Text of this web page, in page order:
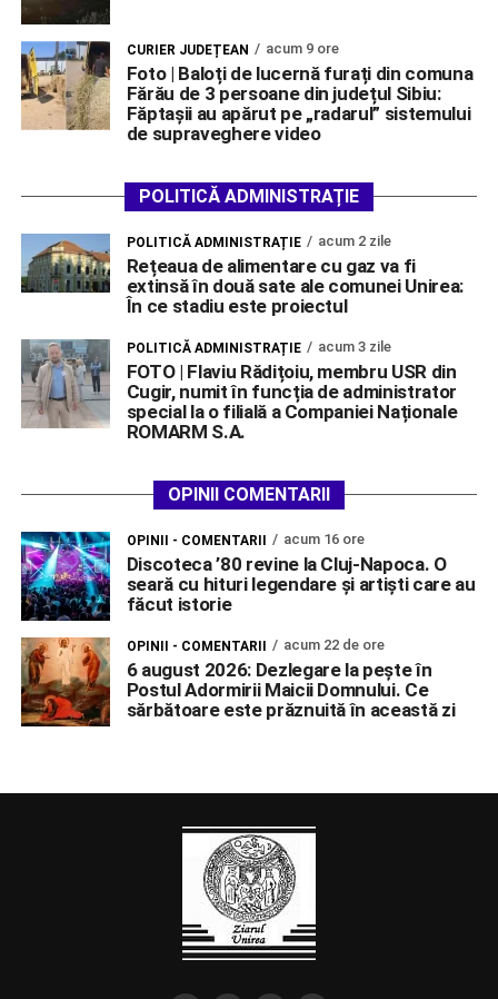
CURIER JUDEȚEAN acum 9 ore
Foto | Baloți de lucernă furați din comuna
Fărău de 3 persoane din județul Sibiu:
Făptașii au apărut pe „radarul” sistemului
de supraveghere video
POLITICĂ ADMINISTRAȚIE
POLITICĂ ADMINISTRAȚIE acum 2 zile
Rețeaua de alimentare cu gaz va fi
extinsă în două sate ale comunei Unirea:
În ce stadiu este proiectul
POLITICĂ ADMINISTRAȚIE acum 3 zile
FOTO | Flaviu Rădițoiu, membru USR din
Cugir, numit în funcția de administrator
special la o filială a Companiei Naționale
ROMARM S.A.
OPINII COMENTARII
OPINII - COMENTARII acum 16 ore
Discoteca ’80 revine la Cluj-Napoca. O
seară cu hituri legendare și artiști care au
făcut istorie
OPINII - COMENTARII acum 22 de ore
6 august 2026: Dezlegare la pește în
Postul Adormirii Maicii Domnului. Ce
sărbătoare este prăznuită în această zi